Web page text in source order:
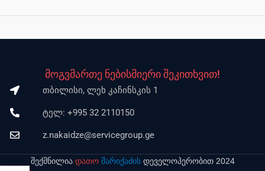
მოგვმართე ნებისმიერი შეკითხვით!
თბილისი, ლეხ კაჩინსკის 1
ტელ: +995 32 2110150
z.nakaidze@servicegroup.ge
შექმნილია დათოშარიქაძისდეველოპერობით 2024